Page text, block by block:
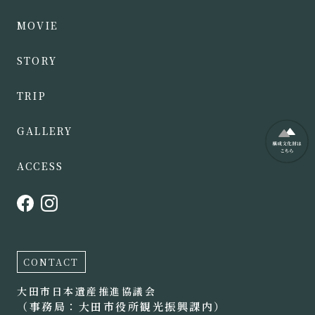
MOVIE
STORY
TRIP
GALLERY
ACCESS
CONTACT
大田市日本遺産推進協議会
（事務局：大田市役所観光振興課内）